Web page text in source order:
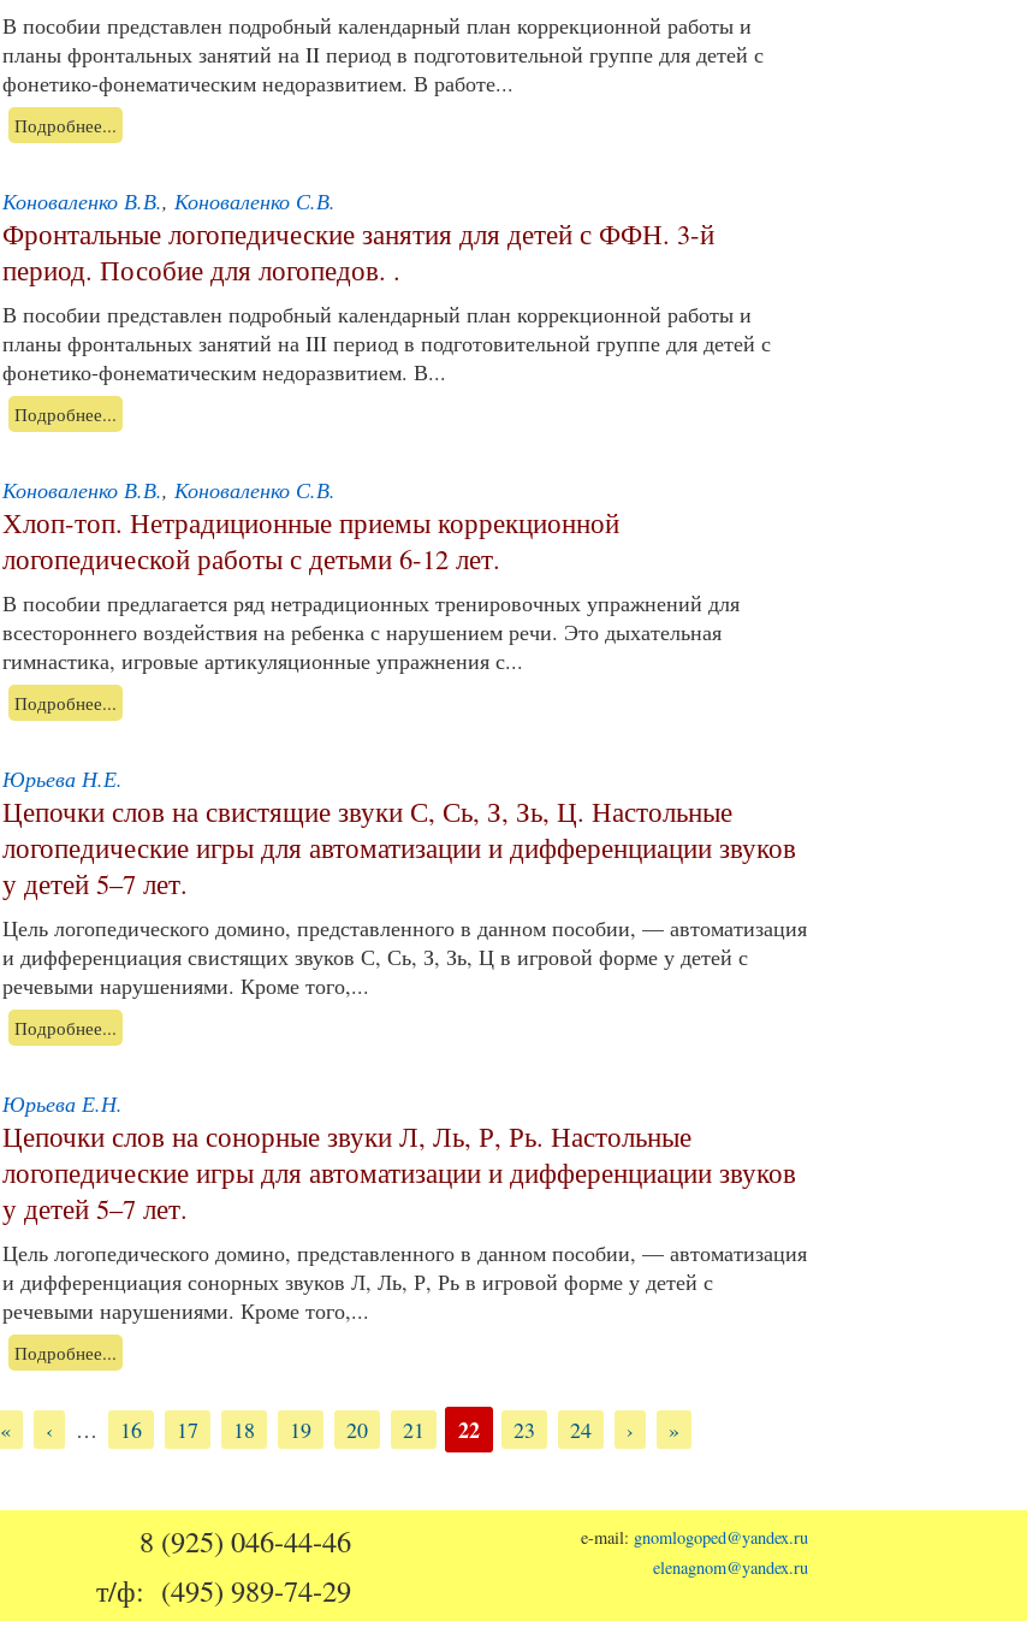
В пособии представлен подробный календарный план коррекционной работы и
планы фронтальных занятий на II период в подготовительной группе для детей с
фонетико-фонематическим недоразвитием. В работе...
Подробнее...
Коноваленко В.В., Коноваленко С.В.
Фронтальные логопедические занятия для детей с ФФН. 3-й
период. Пособие для логопедов. .
В пособии представлен подробный календарный план коррекционной работы и
планы фронтальных занятий на III период в подготовительной группе для детей с
фонетико-фонематическим недоразвитием. В...
Подробнее...
Коноваленко В.В., Коноваленко С.В.
Хлоп-топ. Нетрадиционные приемы коррекционной
логопедической работы с детьми 6-12 лет.
В пособии предлагается ряд нетрадиционных тренировочных упражнений для
всестороннего воздействия на ребенка с нарушением речи. Это дыхательная
гимнастика, игровые артикуляционные упражнения с...
Подробнее...
Юрьева Н.Е.
Цепочки слов на свистящие звуки С, Сь, З, Зь, Ц. Настольные
логопедические игры для автоматизации и дифференциации звуков
у детей 5–7 лет.
Цель логопедического домино, представленного в данном пособии, — автоматизация
и дифференциация свистящих звуков С, Сь, З, Зь, Ц в игровой форме у детей с
речевыми нарушениями. Кроме того,...
Подробнее...
Юрьева Е.Н.
Цепочки слов на сонорные звуки Л, Ль, Р, Рь. Настольные
логопедические игры для автоматизации и дифференциации звуков
у детей 5–7 лет.
Цель логопедического домино, представленного в данном пособии, — автоматизация
и дифференциация сонорных звуков Л, Ль, Р, Рь в игровой форме у детей с
речевыми нарушениями. Кроме того,...
Подробнее...
« ‹ … 16 17 18 19 20 21 22 23 24 › »
8 (925) 046-44-46
т/ф: (495) 989-74-29
e-mail: gnomlogoped@yandex.ru
elenagnom@yandex.ru